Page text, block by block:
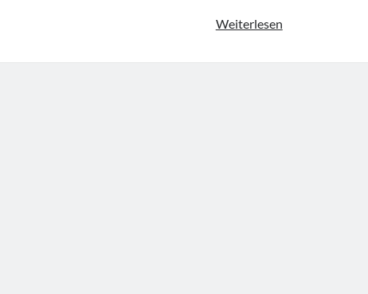
WeiterlesenLeitlinie